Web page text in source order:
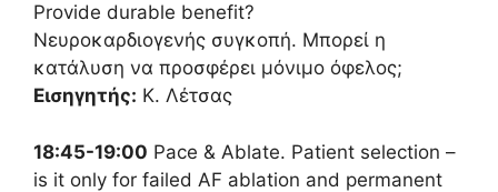
Provide durable benefit?
Νευροκαρδιογενής συγκοπή. Μπορεί η
κατάλυση να προσφέρει μόνιμο όφελος;
Εισηγητής: Κ. Λέτσας
18:45-19:00 Pace & Ablate. Patient selection –
is it only for failed AF ablation and permanent